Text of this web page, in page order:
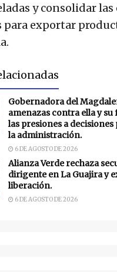
y consolidar
para exportar
Gobernadora del
amenazas contra ella y
las presiones a
la administración.
6 DE AGOSTO DE 2026
Alianza Verde rechaza
dirigente en La Guajira y
liberación.
6 DE AGOSTO DE 2026